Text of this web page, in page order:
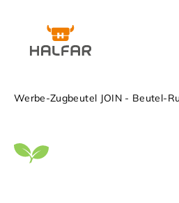
Werbe-Zugbeutel JOIN - Beutel-